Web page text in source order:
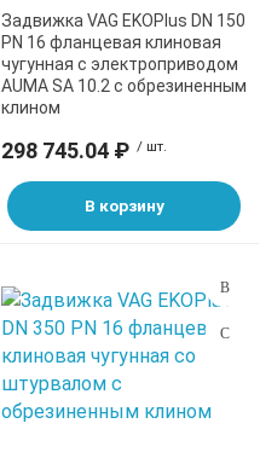
Задвижка VAG EKOPlus DN 150
PN 16 фланцевая клиновая
чугунная с электроприводом
AUMA SA 10.2 с обрезиненным
клином
298 745.04 ₽ / шт.
В корзину